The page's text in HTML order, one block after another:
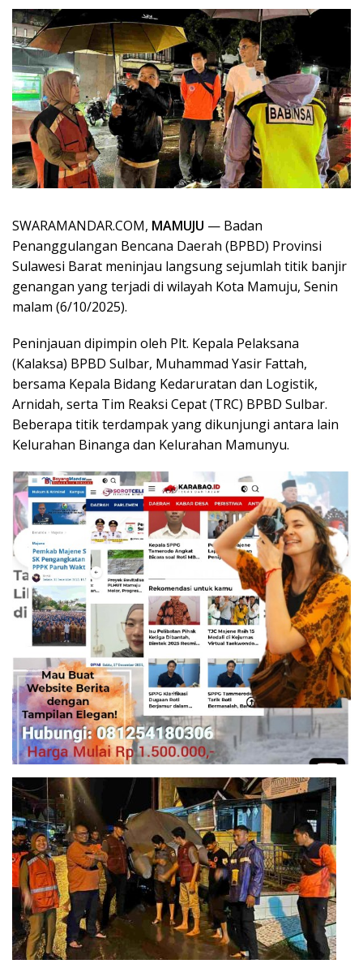
SWARAMANDAR.COM, MAMUJU — Badan
Penanggulangan Bencana Daerah (BPBD) Provinsi
Sulawesi Barat meninjau langsung sejumlah titik banjir
genangan yang terjadi di wilayah Kota Mamuju, Senin
malam (6/10/2025).
Peninjauan dipimpin oleh Plt. Kepala Pelaksana
(Kalaksa) BPBD Sulbar, Muhammad Yasir Fattah,
bersama Kepala Bidang Kedaruratan dan Logistik,
Arnidah, serta Tim Reaksi Cepat (TRC) BPBD Sulbar.
Beberapa titik terdampak yang dikunjungi antara lain
Kelurahan Binanga dan Kelurahan Mamunyu.